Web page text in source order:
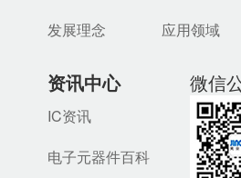
发展理念
应用领域
资讯中心
IC资讯
电子元器件百科
微信